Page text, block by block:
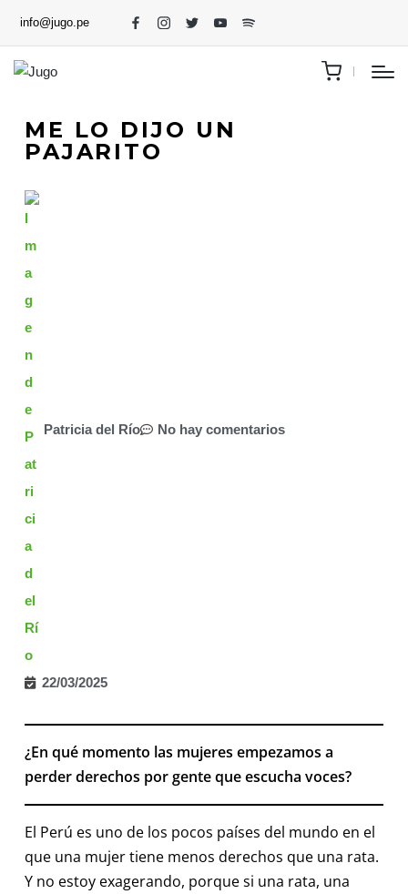
info@jugo.pe
ME LO DIJO UN
PAJARITO
Patricia del Río No hay comentarios
22/03/2025
¿En qué momento las mujeres empezamos a
perder derechos por gente que escucha voces?
El Perú es uno de los pocos países del mundo en el
que una mujer tiene menos derechos que una rata.
Y no estoy exagerando, porque si una rata, una